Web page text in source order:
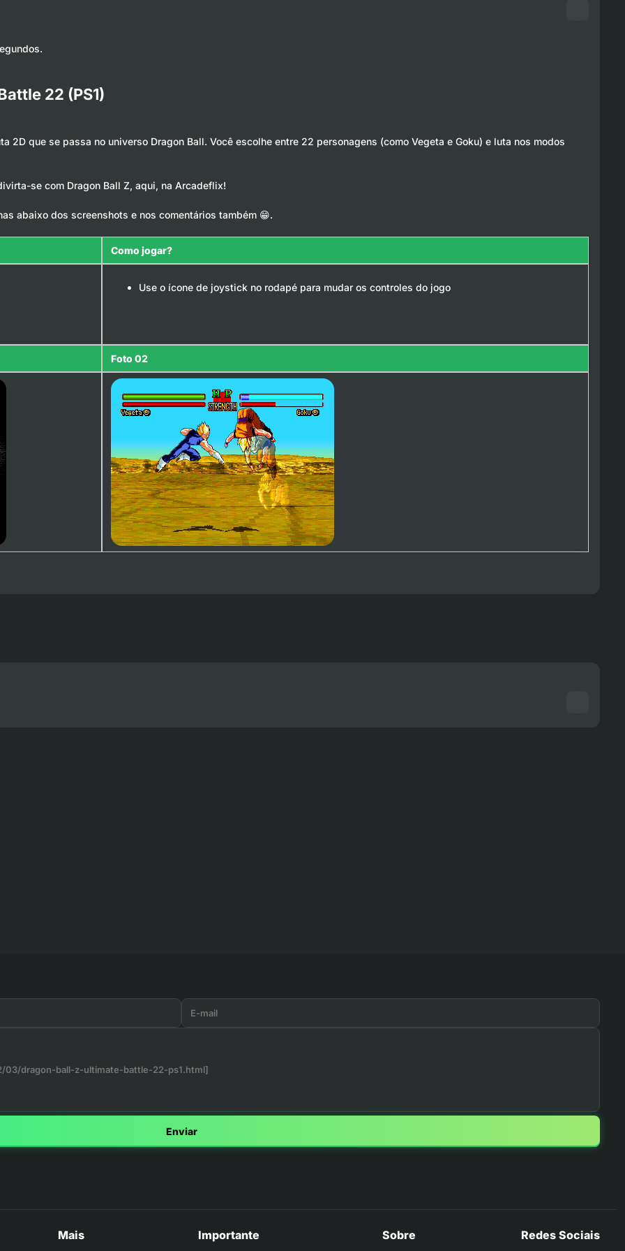
22 (PS1)
2D que se passa no universo Dragon Ball. Você escolhe entre 22 personagens (como Vegeta e Goku) e luta nos modos
se com Dragon Ball Z, aqui, na Arcadeflix!
abaixo dos screenshots e nos comentários também 😁.
Como jogar?
Use o ícone de joystick no rodapé para mudar os controles do jogo
Foto 02
Enviar
Mais Importante Sobre Redes Sociais